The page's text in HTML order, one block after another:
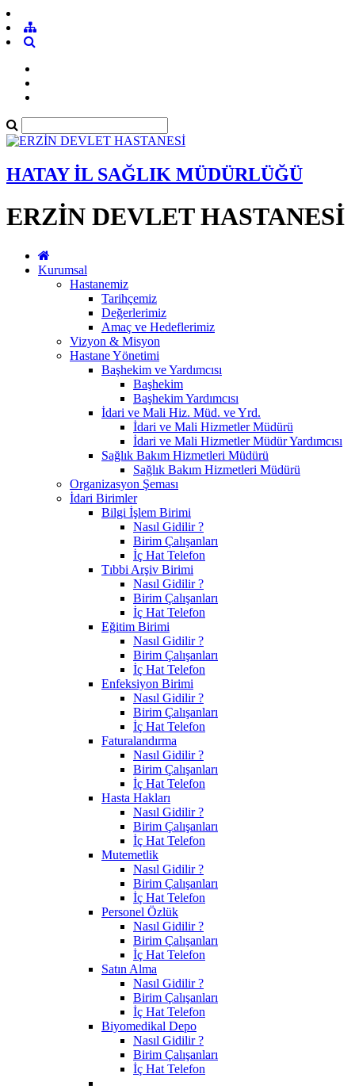
HATAY İL SAĞLIK MÜDÜRLÜĞÜ
ERZİN DEVLET HASTANESİ
Kurumsal
Hastanemiz
Tarihçemiz
Değerlerimiz
Amaç ve Hedeflerimiz
Vizyon & Misyon
Hastane Yönetimi
Başhekim ve Yardımcısı
Başhekim
Başhekim Yardımcısı
İdari ve Mali Hiz. Müd. ve Yrd.
İdari ve Mali Hizmetler Müdürü
İdari ve Mali Hizmetler Müdür Yardımcısı
Sağlık Bakım Hizmetleri Müdürü
Sağlık Bakım Hizmetleri Müdürü
Organizasyon Şeması
İdari Birimler
Bilgi İşlem Birimi
Nasıl Gidilir ?
Birim Çalışanları
İç Hat Telefon
Tıbbi Arşiv Birimi
Nasıl Gidilir ?
Birim Çalışanları
İç Hat Telefon
Eğitim Birimi
Nasıl Gidilir ?
Birim Çalışanları
İç Hat Telefon
Enfeksiyon Birimi
Nasıl Gidilir ?
Birim Çalışanları
İç Hat Telefon
Faturalandırma
Nasıl Gidilir ?
Birim Çalışanları
İç Hat Telefon
Hasta Hakları
Nasıl Gidilir ?
Birim Çalışanları
İç Hat Telefon
Mutemetlik
Nasıl Gidilir ?
Birim Çalışanları
İç Hat Telefon
Personel Özlük
Nasıl Gidilir ?
Birim Çalışanları
İç Hat Telefon
Satın Alma
Nasıl Gidilir ?
Birim Çalışanları
İç Hat Telefon
Biyomedikal Depo
Nasıl Gidilir ?
Birim Çalışanları
İç Hat Telefon